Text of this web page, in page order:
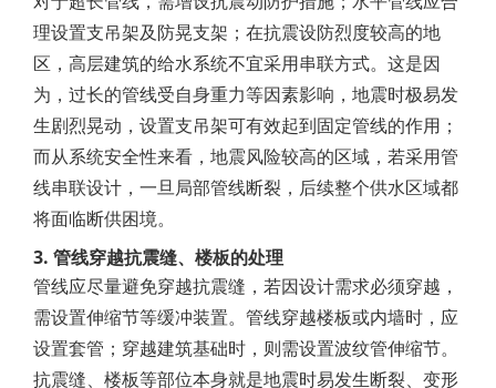
理设置支吊架及防晃支架；在抗震设防烈度较高的地
区，高层建筑的给水系统不宜采用串联方式。这是因
为，过长的管线受自身重力等因素影响，地震时极易发
生剧烈晃动，设置支吊架可有效起到固定管线的作用；
而从系统安全性来看，地震风险较高的区域，若采用管
线串联设计，一旦局部管线断裂，后续整个供水区域都
将面临断供困境。
3. 管线穿越抗震缝、楼板的处理
管线应尽量避免穿越抗震缝，若因设计需求必须穿越，
需设置伸缩节等缓冲装置。管线穿越楼板或内墙时，应
设置套管；穿越建筑基础时，则需设置波纹管伸缩节。
抗震缝、楼板等部位本身就是地震时易发生断裂、变形